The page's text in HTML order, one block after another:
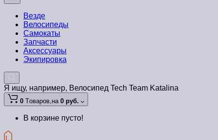
Везде
Велосипеды
Самокаты
Запчасти
Аксессуары
Экипировка
Я ищу, например, Велосипед Tech Team Katalina
0 Tоваров,на 0 руб.
В корзине пусто!